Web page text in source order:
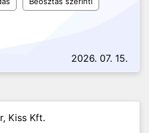
2026. 07. 15.
Kiss Kft.